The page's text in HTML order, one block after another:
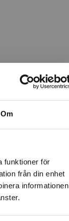
Om
funktioner för
från din enhet
informationen